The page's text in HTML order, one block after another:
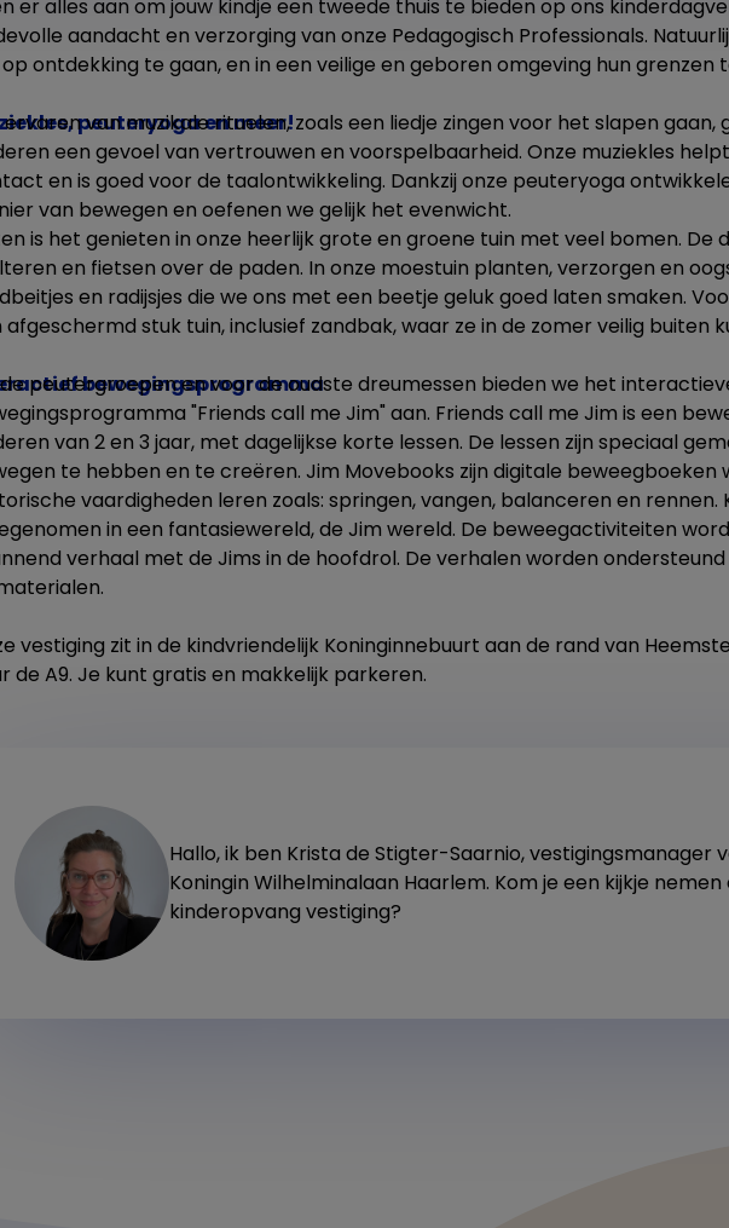
er alles aan om jouw kindje een tweede thuis te bieden op ons
aandacht en verzorging van onze Pedagogisch Professionals.
ontdekking te gaan, en in een veilige en geboren omgeving hun grenzen
peuteryoga en meer!
ervaren van muzikale rituelen, zoals een liedje zingen voor het slapen
een gevoel van vertrouwen en voorspelbaarheid. Onze muziekles
en is goed voor de taalontwikkeling. Dankzij onze peuteryoga
van bewegen en oefenen we gelijk het evenwicht.
is het genieten in onze heerlijk grote en groene tuin met veel bomen. De
en fietsen over de paden. In onze moestuin planten, verzorgen en
en radijsjes die we ons met een beetje geluk goed laten smaken.
afgeschermd stuk tuin, inclusief zandbak, waar ze in de zomer veilig buiten
bewegingsprogramma
peutergroepen en voor de oudste dreumessen bieden we het
"Friends call me Jim" aan. Friends call me Jim is een
van 2 en 3 jaar, met dagelijkse korte lessen. De lessen zijn speciaal
te hebben en te creëren. Jim Movebooks zijn digitale beweegboeken
vaardigheden leren zoals: springen, vangen, balanceren en rennen.
in een fantasiewereld, de Jim wereld. De beweegactiviteiten
verhaal met de Jims in de hoofdrol. De verhalen worden
vestiging zit in de kindvriendelijk Koninginnebuurt aan de rand van
de A9. Je kunt gratis en makkelijk parkeren.
Hallo, ik ben Krista de Stigter-Saarnio, vestigingsmanager
Koningin Wilhelminalaan Haarlem. Kom je een kijkje nemen
kinderopvang vestiging?